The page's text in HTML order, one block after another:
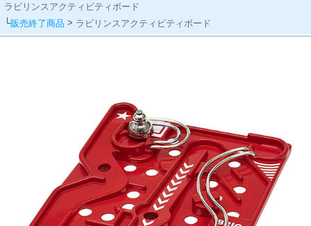
ラビリンスアクティビティボード
└販売終了商品 > ラビリンスアクティビティボード